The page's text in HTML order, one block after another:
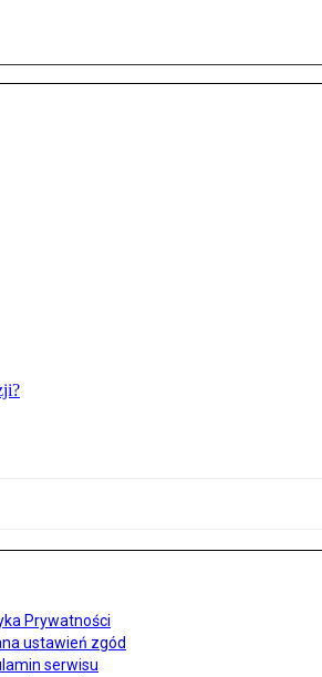
Prywatności
ustawień zgód
serwisu